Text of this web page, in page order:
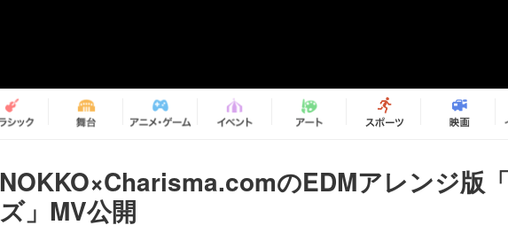
NOKKO×Charisma.comのEDMアレンジ版
ズ」MV公開